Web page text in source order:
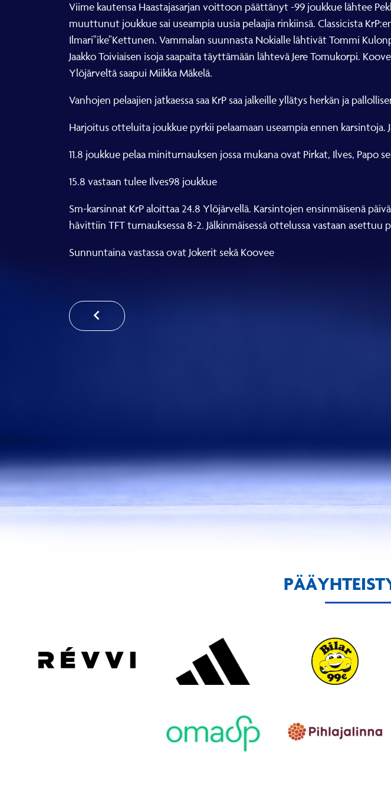
Viime kautensa Haastajasarjan voittoon päättänyt -99 joukkue lähtee
muuttunut joukkue sai useampia uusia pelaajia rinkiinsä. Classicista
Ilmari"ike"Kettunen. Vammalan suunnasta Nokialle lähtivät Tommi
Jaakko Toiviaisen isoja saapaita täyttämään lähtevä Jere Tomukorpi.
Ylöjärveltä saapui Miikka Mäkelä.
Vanhojen pelaajien jatkaessa saa KrP saa jalkeille yllätys herkän ja
Harjoitus otteluita joukkue pyrkii pelaamaan useampia ennen karsintoja.
11.8 joukkue pelaa miniturnauksen jossa mukana ovat Pirkat, Ilves, Papo
15.8 vastaan tulee Ilves98 joukkue
Sm-karsinnat KrP aloittaa 24.8 Ylöjärvellä. Karsintojen ensinmäisenä
hävittiin TFT turnauksessa 8-2. Jälkinmäisessä ottelussa vastaan asettuu
Sunnuntaina vastassa ovat Jokerit sekä Koovee